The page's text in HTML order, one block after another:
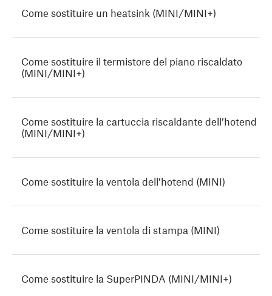
Come sostituire un heatsink (MINI/MINI+)
Come sostituire il termistore del piano riscaldato
(MINI/MINI+)
Come sostituire la cartuccia riscaldante dell’hotend
(MINI/MINI+)
Come sostituire la ventola dell’hotend (MINI)
Come sostituire la ventola di stampa (MINI)
Come sostituire la SuperPINDA (MINI/MINI+)